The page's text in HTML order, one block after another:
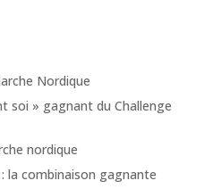
Nordique
soi » gagnant du Challenge
nordique
la combinaison gagnante